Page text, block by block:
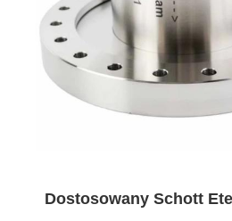
Dostosowany Schott